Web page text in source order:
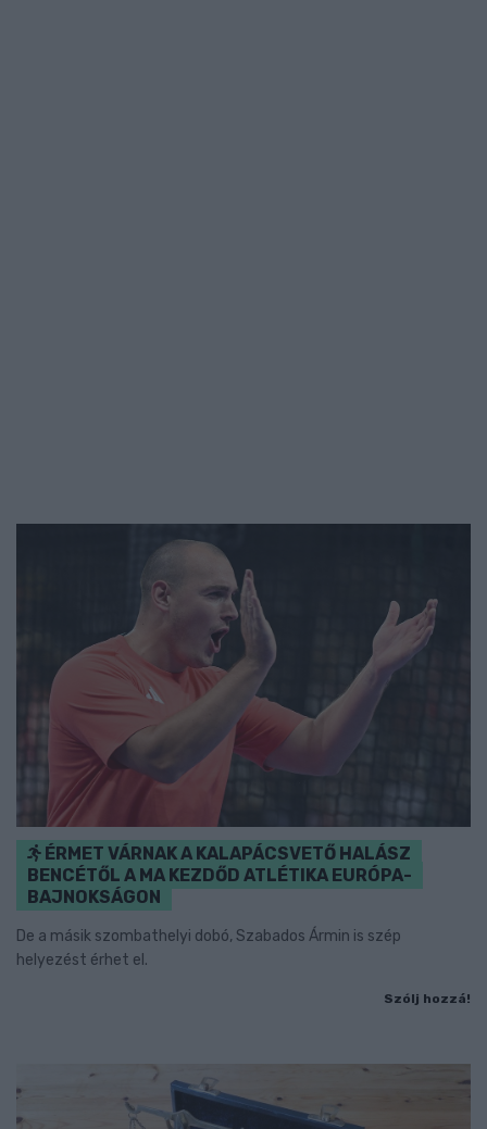
ÉRMET VÁRNAK A KALAPÁCSVETŐ HALÁSZ
BENCÉTŐL A MA KEZDŐD ATLÉTIKA EURÓPA-
BAJNOKSÁGON
De a másik szombathelyi dobó, Szabados Ármin is szép
helyezést érhet el.
Szólj hozzá!